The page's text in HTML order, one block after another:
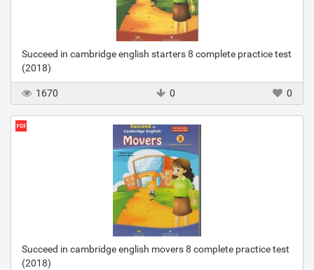
Succeed in cambridge english starters 8 complete practice test
(2018)
1670 0 0
Succeed in cambridge english movers 8 complete practice test
(2018)